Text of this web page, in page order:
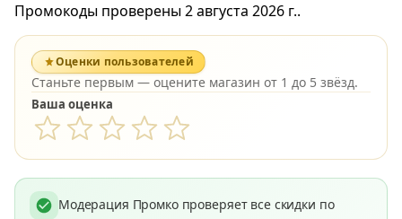
Промокоды проверены 2 августа 2026 г..
Оценки пользователей
Станьте первым — оцените магазин от 1 до 5 звёзд.
Ваша оценка
Модерация Промко проверяет все скидки по